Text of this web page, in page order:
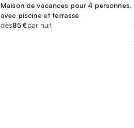
Maison de vacances pour 4 personnes,
avec piscine et terrasse
dès85 €par nuit